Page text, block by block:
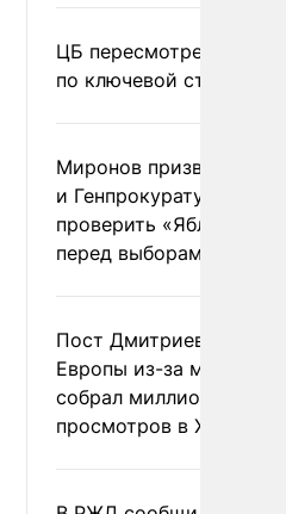
ЦБ пересмотрел
по ключевой ставке
Миронов призвал
и Генпрокуратуру
проверить «Яблоко»
перед выборами
Пост Дмитриева о
Европы из-за
собрал миллион
просмотров в X